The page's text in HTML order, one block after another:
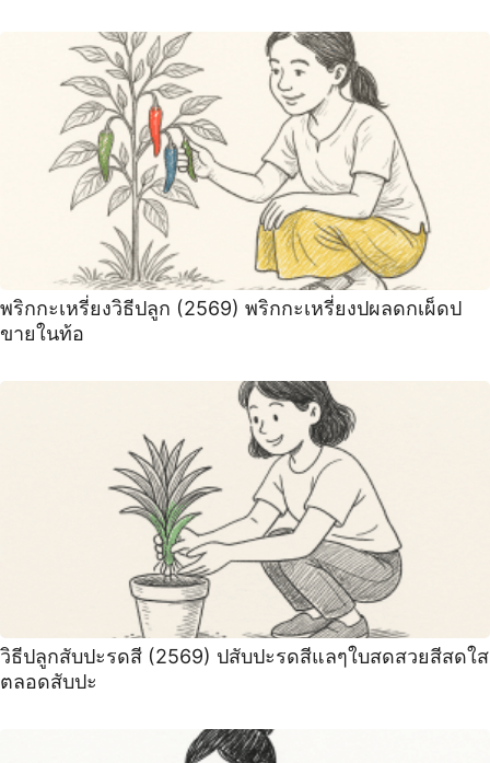
พริกกะเหรี่ยงวิธีปลูก (2569) พริกกะเหรี่ยงปผลดกเผ็ดป
ขายในท้อ
วิธีปลูกสับปะรดสี (2569) ปสับปะรดสีแลๆใบสดสวยสีสดใส
ตลอดสับปะ